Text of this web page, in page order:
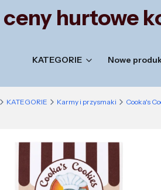
hurtowe
KATEGORIE Nowe
KATEGORIE Karmy i przysmaki Cooka's